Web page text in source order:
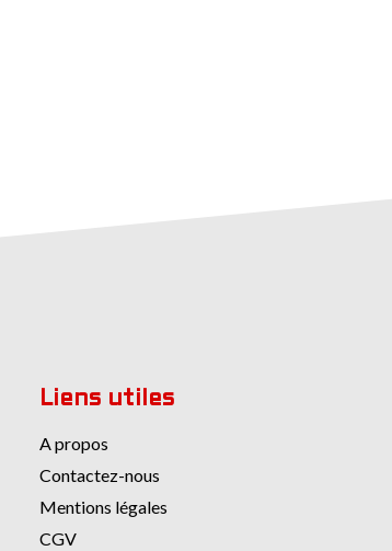
Liens utiles
A propos
Contactez-nous
Mentions légales
CGV